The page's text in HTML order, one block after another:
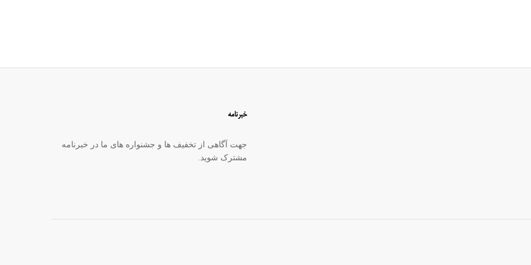
خبرنامه
جهت آگاهی از تخفیف ها و جشنواره های ما در خبرنامه
مشترک شوید.